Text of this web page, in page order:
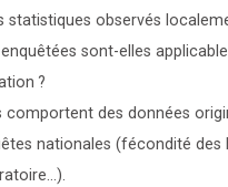
observés
sont-elles
?
des données
nationales (fécondité